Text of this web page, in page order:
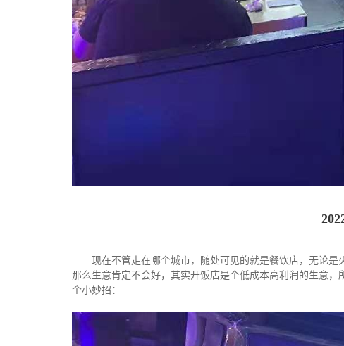
现在不管走在哪个城市，随处可见的就是餐饮店，无论
那么生意肯定不会好，其实开饭店是个低成本高利润的生意
个小妙招：